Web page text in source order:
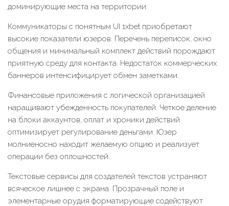
доминирующие места на территории.
Коммуникаторы с понятным UI 1xbet приобретают
высокие показатели юзеров. Перечень переписок, окно
общения и минимальный комплект действий порождают
приятную среду для контакта. Недостаток коммерческих
баннеров интенсифицирует обмен заметками.
Финансовые приложения с логической организацией
наращивают убежденность покупателей. Четкое деление
на блоки аккаунтов, оплат и хроники действий
оптимизирует регулирование деньгами. Юзер
молниеносно находит желаемую опцию и реализует
операции без оплошностей.
Текстовые сервисы для создателей текстов устраняют
всяческое лишнее с экрана. Прозрачный поле и
элементарные орудия форматирующие содействуют